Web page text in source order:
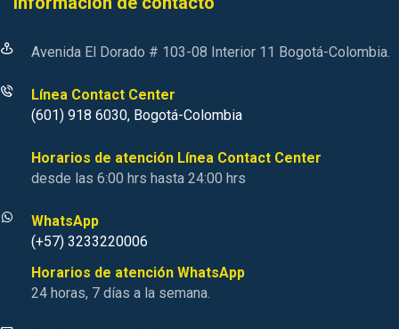
Avenida El Dorado # 103-08 Interior 11 Bogotá-Colombia.
Línea Contact Center
(601) 918 6030, Bogotá-Colombia
Horarios de atención Línea Contact Center
desde las 6:00 hrs hasta 24:00 hrs
WhatsApp
(+57) 3233220006
Horarios de atención WhatsApp
24 horas, 7 días a la semana.